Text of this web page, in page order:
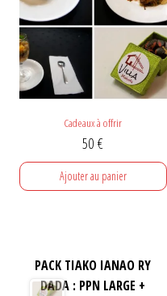
Cadeaux à offrir
50€
Ajouter au panier
PACK TIAKO IANAO RY
DADA : PPN LARGE +